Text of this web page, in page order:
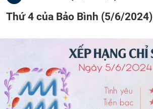
Thứ 4 của Bảo Bình (5/6/2024)